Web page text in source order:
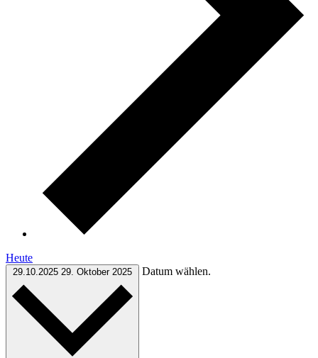
Heute
29.10.2025 29. Oktober 2025 Datum wählen.